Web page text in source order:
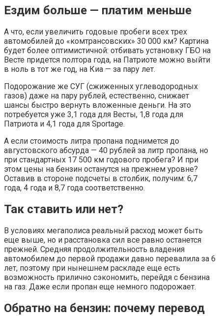
Ездим больше — платим меньше
А что, если увеличить годовые пробеги всех трех
автомобилей до «комтрансовских» 30 000 км? Картина
будет более оптимистичной: отбивать установку ГБО на
Весте придется полтора года, на Патриоте можно выйти
в ноль в тот же год, на Киа — за пару лет.
Подорожание же СУГ (сжиженных углеводородных
газов) даже на пару рублей, естественно, снижает
шансы быстро вернуть вложенные деньги. На это
потребуется уже 3,1 года для Весты, 1,8 года для
Патриота и 4,1 года для Sportage.
А если стоимость литра пропана поднимется до
августовского абсурда — 40 рублей за литр пропана, но
при стандартных 17 500 км годового пробега? И при
этом цены на бензин останутся на прежнем уровне?
Оставив в стороне подсчеты в столбик, получим: 6,7
года, 4 года и 8,7 года соответственно.
Так ставить или нет?
В условиях мегаполиса реальный расход может быть
еще выше, но и расстановка сил все равно останется
прежней. Средняя продолжительность владения
автомобилем до первой продажи давно перевалила за 6
лет, поэтому при нынешнем раскладе еще есть
возможность прилично сэкономить, перейдя с бензина
на газ. Даже если пропан еще немного подорожает.
Обратно на бензин: почему перевод